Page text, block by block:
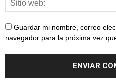
Guardar mi nombre, correo
navegador para la próxima vez